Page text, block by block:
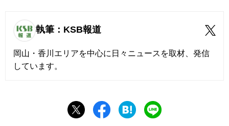
執筆：KSB報道
岡山・香川エリアを中心に日々ニュースを取材、発信
しています。